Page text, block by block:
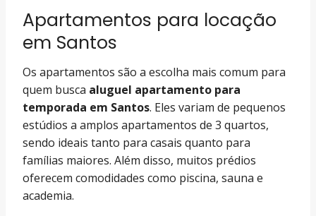
Apartamentos para locação
em Santos
Os apartamentos são a escolha mais comum para
quem busca aluguel apartamento para
temporada em Santos. Eles variam de pequenos
estúdios a amplos apartamentos de 3 quartos,
sendo ideais tanto para casais quanto para
famílias maiores. Além disso, muitos prédios
oferecem comodidades como piscina, sauna e
academia.